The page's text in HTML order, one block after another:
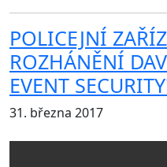
POLICEJNÍ
ROZHÁNĚNÍ
EVENT
31. března 2017